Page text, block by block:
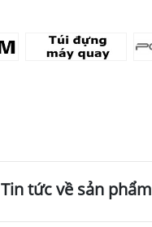
Tin tức về sản phẩm